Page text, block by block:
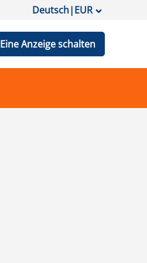
Deutsch|EUR
Eine Anzeige schalten